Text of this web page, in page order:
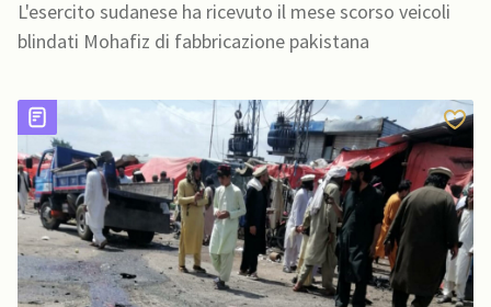
L'esercito sudanese ha ricevuto il mese scorso veicoli
blindati Mohafiz di fabbricazione pakistana